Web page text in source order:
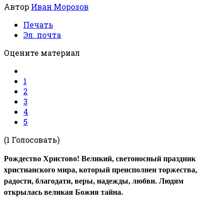
Автор Иван Морозов
Печать
Эл. почта
Оцените материал
1
2
3
4
5
(1 Голосовать)
Рождество Христово! Великий, светоносный праздник
христианского мира, который преисполнен торжества,
радости, благодати, веры, надежды, любви. Людям
открылась великая Божия тайна.